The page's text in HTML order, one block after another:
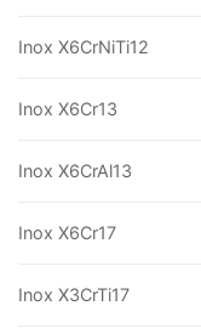
Inox X6CrNiTi12
Inox X6Cr13
Inox X6CrAl13
Inox X6Cr17
Inox X3CrTi17